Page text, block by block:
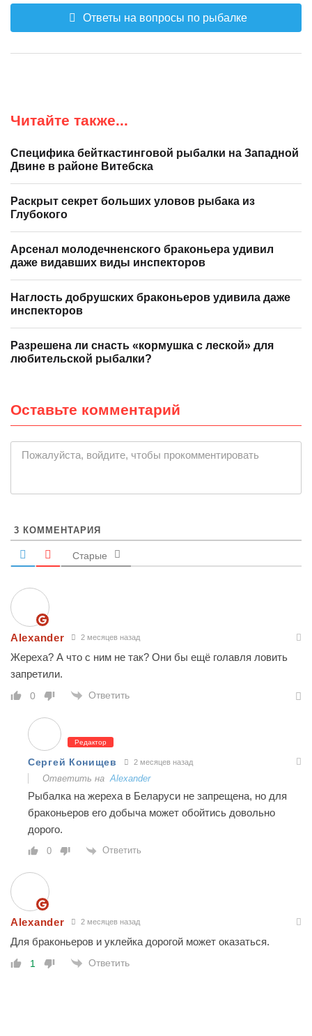
Ответы на вопросы по рыбалке
Читайте также...
Специфика бейткастинговой рыбалки на Западной
Двине в районе Витебска
Раскрыт секрет больших уловов рыбака из
Глубокого
Арсенал молодечненского браконьера удивил
даже видавших виды инспекторов
Наглость добрушских браконьеров удивила даже
инспекторов
Разрешена ли снасть «кормушка с леской» для
любительской рыбалки?
Оставьте комментарий
Пожалуйста, войдите, чтобы прокомментировать
3 КОММЕНТАРИЯ
Старые
Alexander 2 месяцев назад
Жереха? А что с ним не так? Они бы ещё голавля ловить
запретили.
0 Ответить
Редактор
Сергей Конищев 2 месяцев назад
Ответить наAlexander
Рыбалка на жереха в Беларуси не запрещена, но для
браконьеров его добыча может обойтись довольно
дорого.
0 Ответить
Alexander 2 месяцев назад
Для браконьеров и уклейка дорогой может оказаться.
1 Ответить